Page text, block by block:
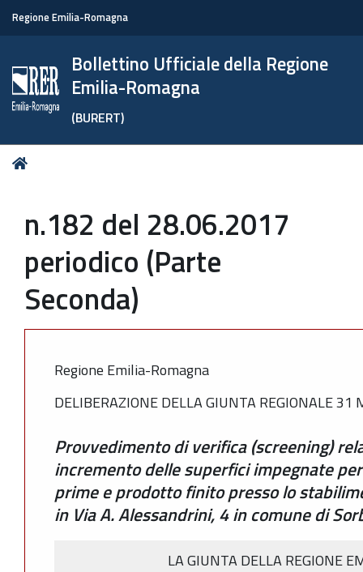
Regione Emilia-Romagna
Bollettino Ufficiale della Regione
Emilia-Romagna
(BURERT)
Tu
n.182 del 28.06.2017
periodico (Parte
Seconda)
Regione Emilia-Romagna
DELIBERAZIONE DELLA GIUNTA REGIONALE 31
Provvedimento di verifica (screening)
incremento delle superfici impegnate
prime e prodotto finito presso lo
in Via A. Alessandrini, 4 in comune di
LA GIUNTA DELLA REGIONE